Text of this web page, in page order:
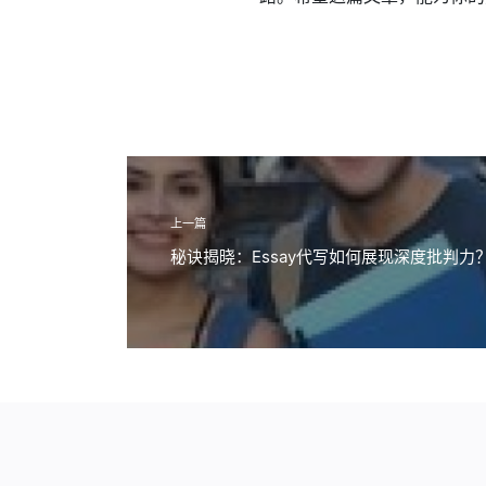
上一篇
秘诀揭晓：Essay代写如何展现深度批判力